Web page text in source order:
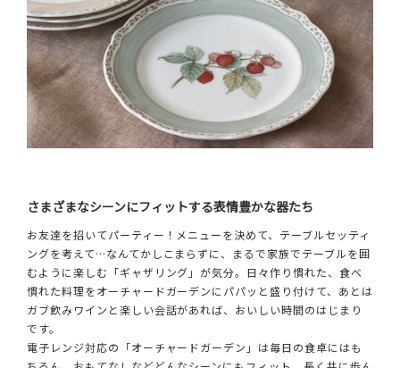
さまざまなシーンにフィットする表情豊かな器たち
お友達を招いてパーティー！メニューを決めて、テーブルセッティ
ングを考えて…なんてかしこまらずに、まるで家族でテーブルを囲
むように楽しむ「ギャザリング」が気分。日々作り慣れた、食べ
慣れた料理をオーチャードガーデンにパパッと盛り付けて、あとは
ガブ飲みワインと楽しい会話があれば、おいしい時間のはじまり
です。
電子レンジ対応の「オーチャードガーデン」は毎日の食卓にはも